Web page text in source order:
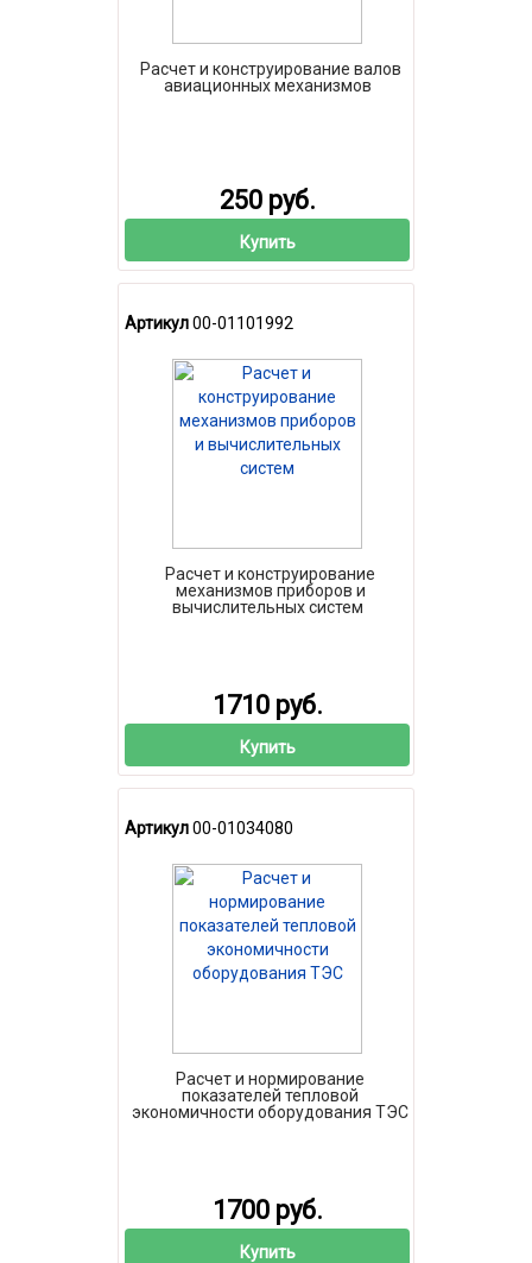
Расчет и конструирование валов
авиационных механизмов
250 руб.
Купить
Артикул00-01101992
Расчет и конструирование
механизмов приборов и
вычислительных систем
1710 руб.
Купить
Артикул00-01034080
Расчет и нормирование
показателей тепловой
экономичности оборудования ТЭС
1700 руб.
Купить